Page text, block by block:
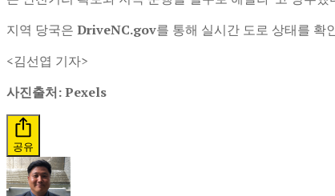
지역 당국은 DriveNC.gov를 통해 실시간 도로 상태를 확
<김선엽 기자>
사진출처: Pexels
공유